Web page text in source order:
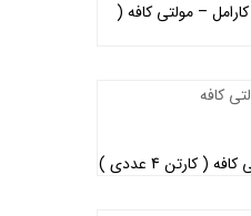
با طعم کارامل – مولتی کافه (